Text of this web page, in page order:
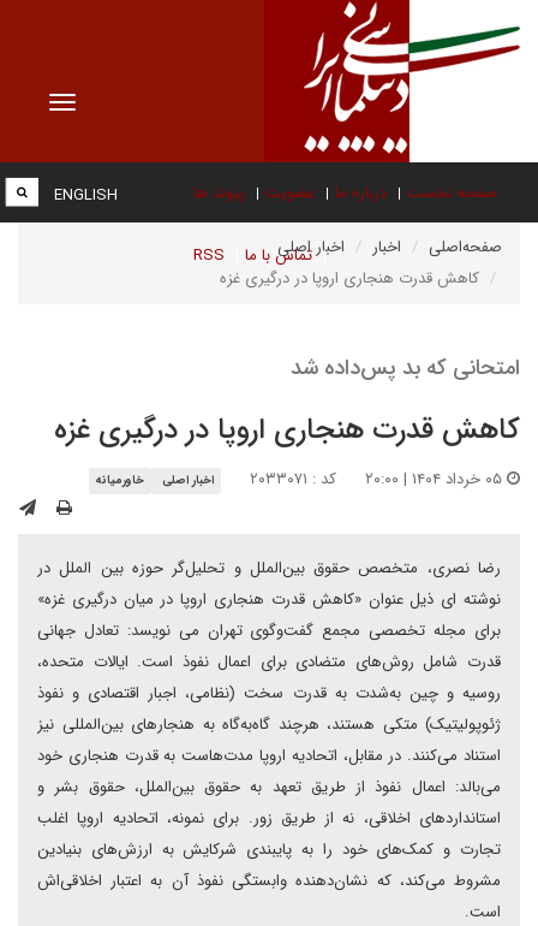
Toggle
صفحه نخست درباره ما عضویت پیوند ها
تماس با ما RSS
ENGLISH
صفحه‌اصلی اخبار
اخبار اصلی
کاهش قدرت هنجاری اروپا در درگیری غزه
امتحانی که بد پس‌داده شد
کاهش قدرت هنجاری اروپا در درگیری غزه
کد : ۲۰۳۳۰۷۱ اخبار اصلی خاورمیانه
رضا نصری، متخصص حقوق بین‌الملل و تحلیل‌گر حوزه بین الملل در
نوشته ای ذیل عنوان «کاهش قدرت هنجاری اروپا در میان درگیری غزه»
برای مجله تخصصی مجمع گفت‌وگوی تهران می نویسد: تعادل جهانی
قدرت شامل روش‌های متضادی برای اعمال نفوذ است. ایالات متحده،
روسیه و چین به‌شدت به قدرت سخت (نظامی، اجبار اقتصادی و نفوذ
ژئوپولیتیک) متکی هستند، هرچند گاه‌به‌گاه به هنجارهای بین‌المللی نیز
استناد می‌کنند. در مقابل، اتحادیه اروپا مدت‌هاست به قدرت هنجاری خود
می‌بالد: اعمال نفوذ از طریق تعهد به حقوق بین‌الملل، حقوق بشر و
استانداردهای اخلاقی، نه از طریق زور. برای نمونه، اتحادیه اروپا اغلب
تجارت و کمک‌های خود را به پایبندی شرکایش به ارزش‌های بنیادین
مشروط می‌کند، که نشان‌دهنده وابستگی نفوذ آن به اعتبار اخلاقی‌اش
است.